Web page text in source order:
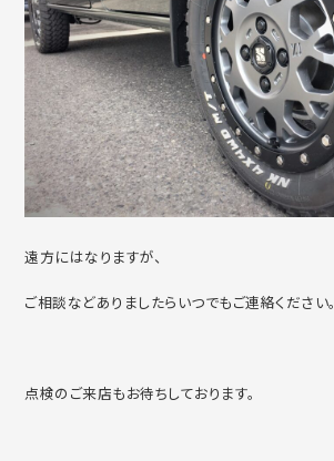
遠方にはなりますが、
ご相談などありましたらいつでもご連絡ください。
点検のご来店もお待ちしております。